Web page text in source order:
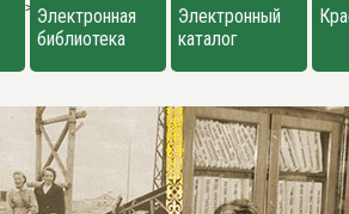
> Электронная
библиотека
Электронный
каталог